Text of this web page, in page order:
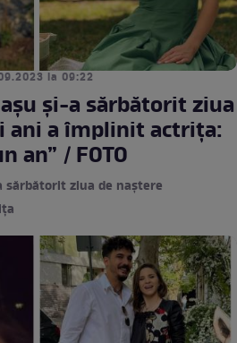
la 09:22
și-a sărbătorit ziua
ani a împlinit actrița:
an” / FOTO
sărbătorit ziua de naștere